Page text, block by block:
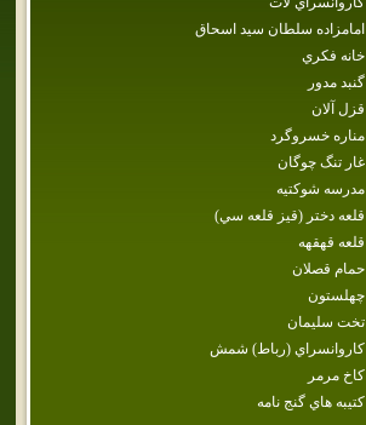
امامزاده‌ سلطان‌ سيد اسحاق‌
خانه فكري
گنبد مدور
قزل آلان
مناره خسروگرد
غار تنگ چوگان
مدرسه شوكتيه
قلعه دختر (قيز قلعه سي)
قلعه قهقهه
حمام قصلان
چهلستون
تخت سليمان
كاروانسراي (رباط) شمش
كاخ مرمر
كتيبه هاي گنج نامه